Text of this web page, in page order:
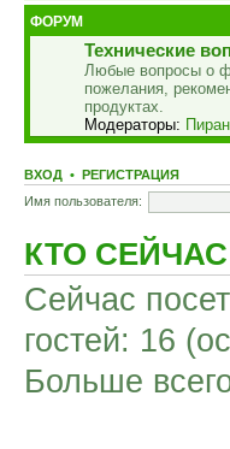
ФОРУМ
Технические
Любые вопросы о
пожелания,
продуктах.
Модераторы:
ВХОД • РЕГИСТРАЦИЯ
Имя пользователя:
КТО
Сейчас
гостей: 16
Больше